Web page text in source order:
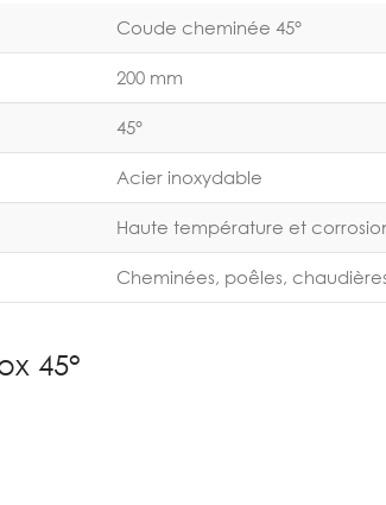
Coude cheminée 45°
200 mm
45°
Acier inoxydable
Haute température et
Cheminées, poêles,
45°